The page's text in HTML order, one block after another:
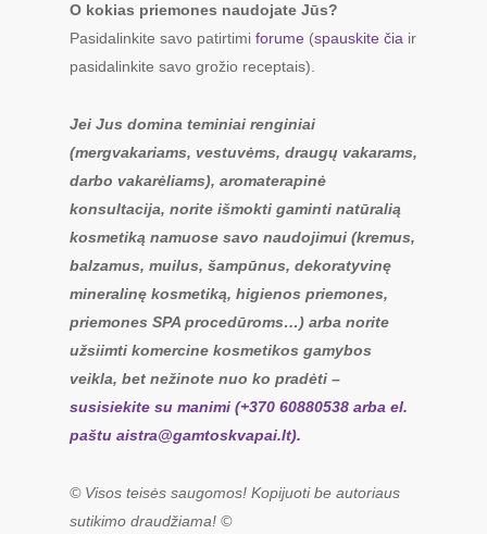
O kokias priemones naudojate Jūs?
Pasidalinkite savo patirtimi forume (spauskite čia ir
pasidalinkite savo grožio receptais).
Jei Jus domina teminiai renginiai
(mergvakariams, vestuvėms, draugų vakarams,
darbo vakarėliams), aromaterapinė
konsultacija, norite išmokti gaminti natūralią
kosmetiką namuose savo naudojimui (kremus,
balzamus, muilus, šampūnus, dekoratyvinę
mineralinę kosmetiką, higienos priemones,
priemones SPA procedūroms…) arba norite
užsiimti komercine kosmetikos gamybos
veikla, bet nežinote nuo ko pradėti –
susisiekite su manimi (+370 60880538 arba el.
paštu aistra@gamtoskvapai.lt).
© Visos teisės saugomos! Kopijuoti be autoriaus
sutikimo draudžiama! ©